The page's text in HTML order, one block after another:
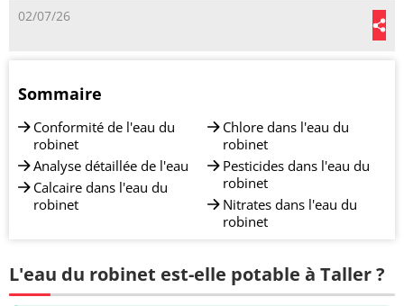
02/07/26
Sommaire
Conformité de l'eau du
robinet
Analyse détaillée de l'eau
Calcaire dans l'eau du
robinet
Chlore dans l'eau du
robinet
Pesticides dans l'eau du
robinet
Nitrates dans l'eau du
robinet
L'eau du robinet est-elle potable à Taller ?